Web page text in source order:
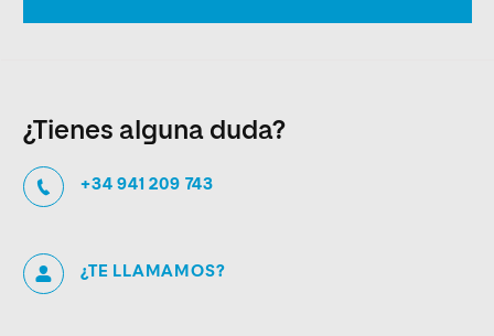
¿Tienes alguna duda?
+34 941 209 743
¿TE LLAMAMOS?